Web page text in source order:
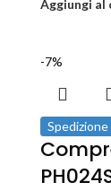
Aggiungi al
-7%